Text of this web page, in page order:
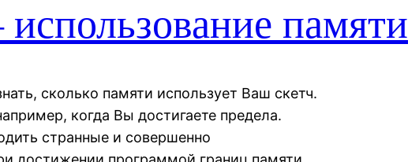
памяти
сколько памяти использует Ваш скетч.
когда Вы достигаете предела.
странные и совершенно